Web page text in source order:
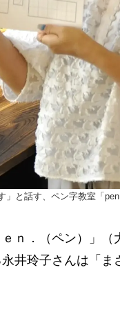
」と話す、ペン字教室「
ｎ．（ペン）」（
井玲子さんは「